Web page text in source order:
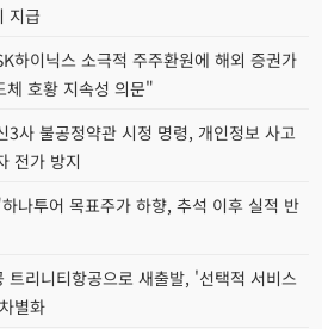
지급
하이닉스 소극적 주주환원에 해외 증권가
체 호황 지속성 의문"
3사 불공정약관 시정 명령, 개인정보 사고
전가 방지
나투어 목표주가 하향, 추석 이후 실적 반
트리니티항공으로 새출발, '선택적 서비스
별화